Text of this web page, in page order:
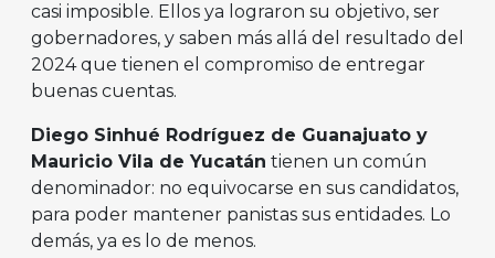
casi imposible. Ellos ya lograron su objetivo, ser
gobernadores, y saben más allá del resultado del
2024 que tienen el compromiso de entregar
buenas cuentas.
Diego Sinhué Rodríguez de Guanajuato y
Mauricio Vila de Yucatán tienen un común
denominador: no equivocarse en sus candidatos,
para poder mantener panistas sus entidades. Lo
demás, ya es lo de menos.